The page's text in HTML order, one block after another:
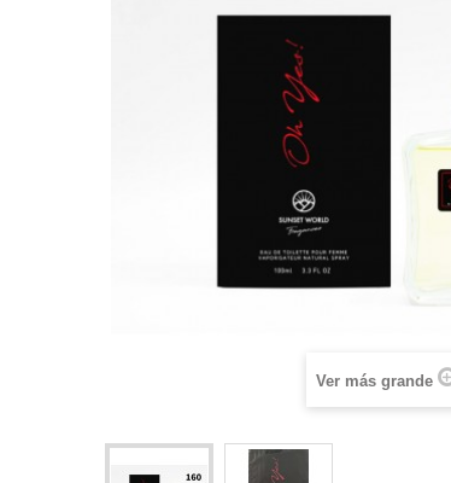
Ver más grande